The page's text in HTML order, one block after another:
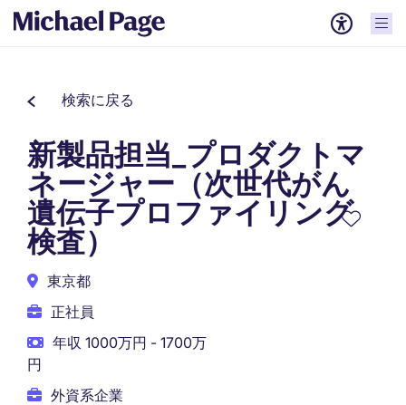
検索に戻る
新製品担当_プロダクトマ
ネージャー（次世代がん
遺伝子プロファイリング
検査）
東京都
正社員
年収 1000万円 - 1700万
円
外資系企業